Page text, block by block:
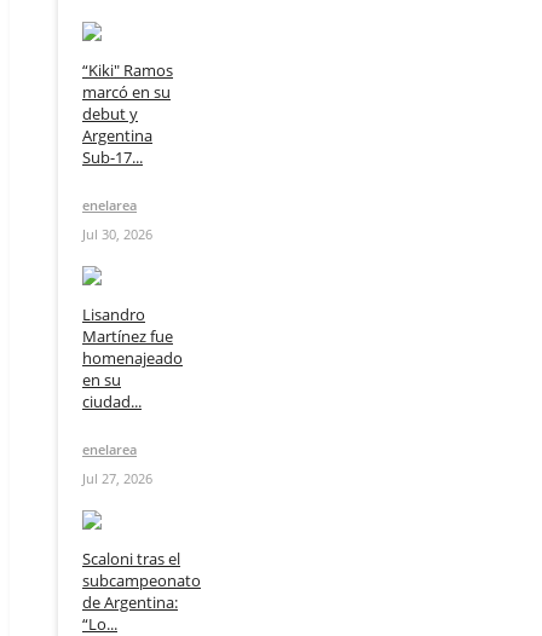
“Kiki" Ramos
marcó en su
debut y
Argentina
Sub-17...
enelarea
Jul 30, 2026
Lisandro
Martínez fue
homenajeado
en su
ciudad...
enelarea
Jul 27, 2026
Scaloni tras el
subcampeonato
de Argentina:
“Lo...